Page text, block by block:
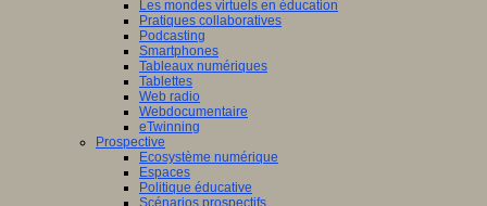
Les mondes virtuels en éducation
Pratiques collaboratives
Podcasting
Smartphones
Tableaux numériques
Tablettes
Web radio
Webdocumentaire
eTwinning
Prospective
Ecosystème numérique
Espaces
Politique éducative
Scénarios prospectifs